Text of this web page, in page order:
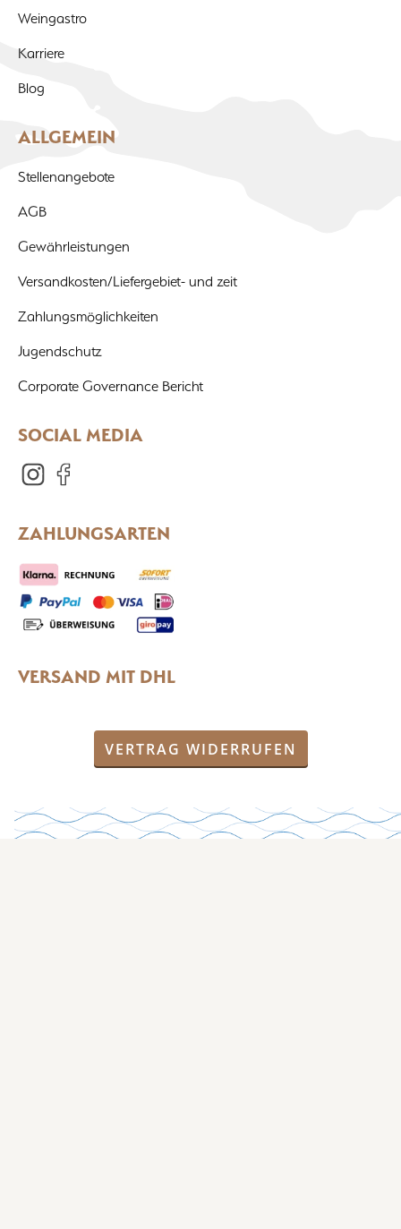
Weingastro
Karriere
Blog
ALLGEMEIN
Stellenangebote
AGB
Gewährleistungen
Versandkosten/Liefergebiet- und zeit
Zahlungsmöglichkeiten
Jugendschutz
Corporate Governance Bericht
SOCIAL MEDIA
ZAHLUNGSARTEN
VERSAND MIT DHL
VERTRAG WIDERRUFEN